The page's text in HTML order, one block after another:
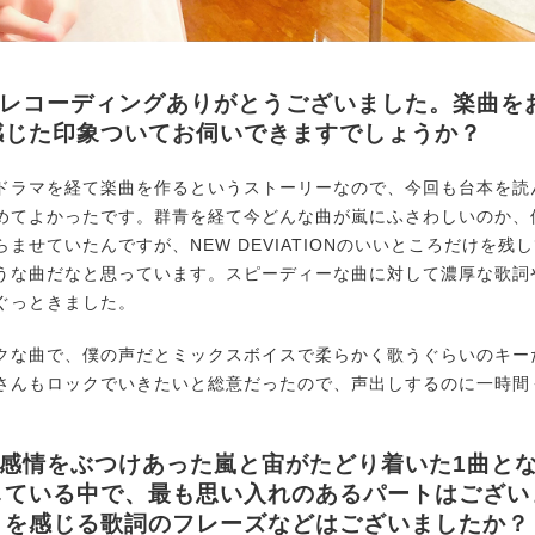
コーディングありがとうございました。楽曲を
た印象ついてお伺いできますでしょうか？
マを経て楽曲を作るというストーリーなので、今回も台本を読
てよかったです。群青を経て今どんな曲が嵐にふさわしいのか
ませていたんですが、NEW DEVIATIONのいいところだけを残
な曲だなと思っています。スピーディーな曲に対して濃厚な歌
っときました。
曲で、僕の声だとミックスボイスで柔らかく歌うぐらいのキー
んもロックでいきたいと総意だったので、声出しするのに一時
情をぶつけあった嵐と宙がたどり着いた1曲と
ている中で、最も思い入れのあるパートはござ
感じる歌詞のフレーズなどはございましたか？